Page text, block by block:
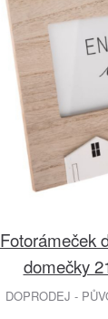
Fotorámeček
domečky
DOPRODEJ -